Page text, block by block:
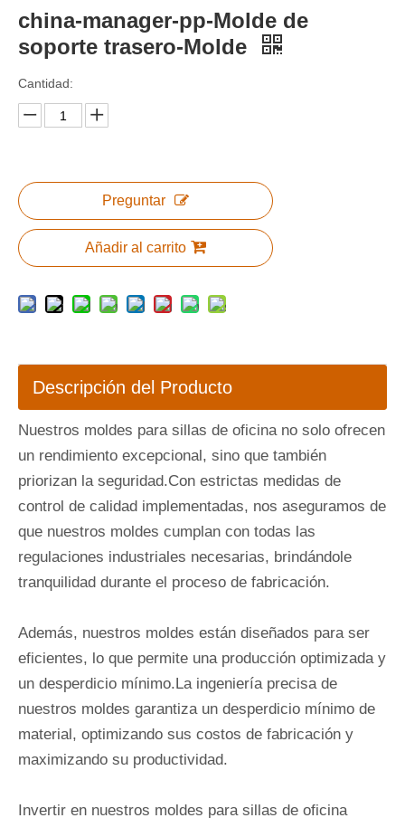
china-manager-pp-Molde de
soporte trasero-Molde
Cantidad:
Preguntar
Añadir al carrito
Descripción del Producto
Nuestros moldes para sillas de oficina no solo ofrecen
un rendimiento excepcional, sino que también
priorizan la seguridad.Con estrictas medidas de
control de calidad implementadas, nos aseguramos de
que nuestros moldes cumplan con todas las
regulaciones industriales necesarias, brindándole
tranquilidad durante el proceso de fabricación.
Además, nuestros moldes están diseñados para ser
eficientes, lo que permite una producción optimizada y
un desperdicio mínimo.La ingeniería precisa de
nuestros moldes garantiza un desperdicio mínimo de
material, optimizando sus costos de fabricación y
maximizando su productividad.
Invertir en nuestros moldes para sillas de oficina